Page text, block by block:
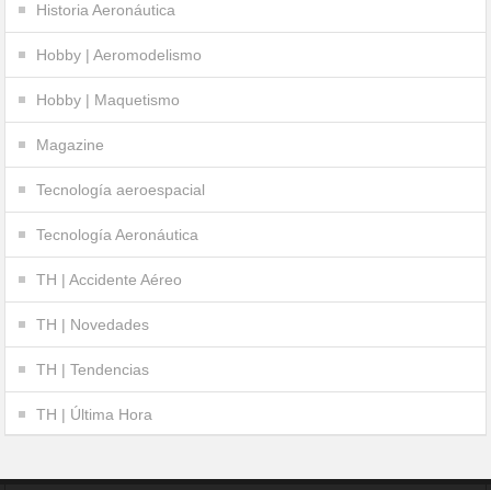
Historia Aeronáutica
Hobby | Aeromodelismo
Hobby | Maquetismo
Magazine
Tecnología aeroespacial
Tecnología Aeronáutica
TH | Accidente Aéreo
TH | Novedades
TH | Tendencias
TH | Última Hora